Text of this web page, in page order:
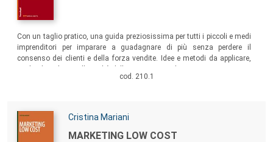
Con un taglio pratico, una guida preziosissima per tutti i piccoli e medi
imprenditori per imparare a guadagnare di più senza perdere il
consenso dei clienti e della forza vendite. Idee e metodi da applicare,
cod. 210.1
Autori:
Cristina Mariani
Titolo:
MARKETING LOW COST